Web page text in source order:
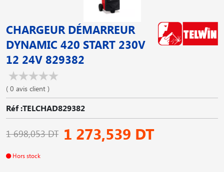
CHARGEUR DÉMARREUR
DYNAMIC 420 START 230V
12 24V 829382
( 0 avis client )
Réf :TELCHAD829382
1 698,053 DT 1 273,539 DT
Hors stock